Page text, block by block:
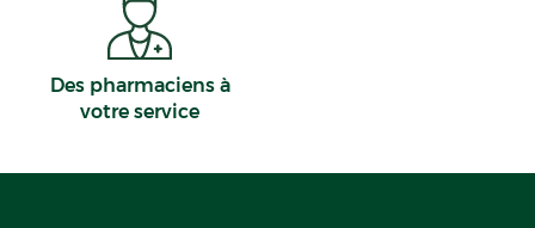
Des pharmaciens à
votre service